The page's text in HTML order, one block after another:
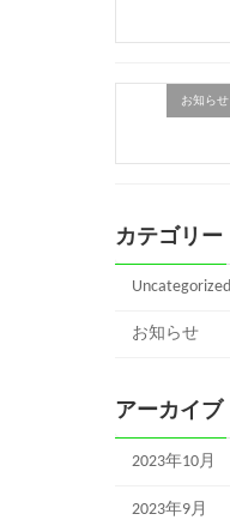
お知らせ
カテゴリー
Uncategorized
お知らせ
アーカイブ
2023年10月
2023年9月